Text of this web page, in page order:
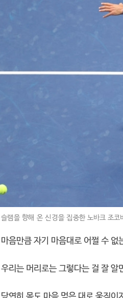
램을 향해 온 신경을 집중한 노바크 조코
음만큼 자기 마음대로 어쩔 수 없
리는 머리로는 그렇다는 걸 잘